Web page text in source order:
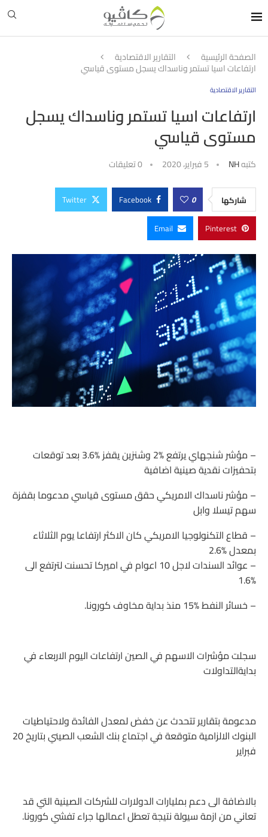
الصفحة الرئيسية التقارير الاقتصادية
ارتفاعات اسيا تستمر وناسداك يسجل مستوى قياسي
التقارير الاقتصادية
ارتفاعات اسيا تستمر وناسداك يسجل
مستوى قياسي
كتبهNH 5 فبراير، 2020 0 تعليقات
شاركها 0
Facebook
Twitter
Pinterest
Email
– مؤشر شنجهاي يرتفع 2‎%‎ وشنزين يقفز 3.6‎%‎ بعد توقعات
بتحفيزات نقدية صينية اضافية
– مؤشر ناسداك الامريكي حقق مستوى قياسي مدعوما بقفزة
سهم تيسلا وابل
– قطاع التكنولوجيا الامريكي كان الاكثر ارتفاعا يوم الثلاثاء
بمعدل 2.6‎%‎
– عوائد السندات لاجل 10 اعوام في اميركا تحسنت لترتفع الى
1.6‎%‎
– خسائر النفط 15‎%‎ منذ بداية مخاوف كورونا.
سجلت مؤشرات الاسهم في الصين ارتفاعات اليوم الاربعاء في
بدايةالتداولات
مدعومة بتقارير تتحدث عن خفض لمعدل الفائدة ولاحتياطيات
البنوك الالزامية متوقعة في اجتماع بنك الشعب الصيني بتاريخ 20
فبراير
بالاضافة الى دعم بمليارات الدولارات للشركات الصينية التي قد
تعاني من ازمة سيولة نتيجة تعطل اعمالها جراء تفشي كورونا.